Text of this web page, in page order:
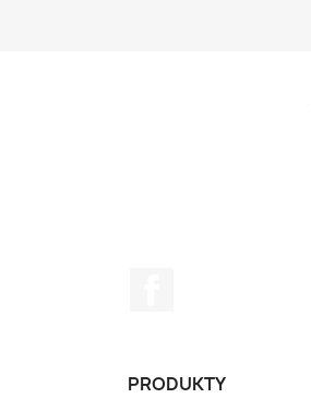
PRODUKTY